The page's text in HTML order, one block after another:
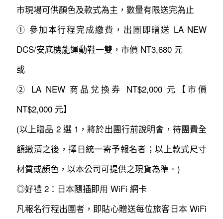
市現場可供顏色及款式為主，數量有限送完為止
① 參加本行程完成繳費，出團即贈送 LA NEW
DCS/安底機能運動鞋一雙，市價 NT3,680 元
或
② LA NEW 商品兌換券 NT$2,000 元【市價
NT$2,000 元】
(以上贈品 2 選 1，將於出團行前說明會，待團費全
額繳清之後，擇日統一寄予報名者；以上款式尺寸
材質或顏色，以本公司可提供之現貨為準。)
◎好禮 2：日本隨插即用 WiFi 網卡
凡報名行程出團者，即貼心贈送每位旅客日本 WiFi